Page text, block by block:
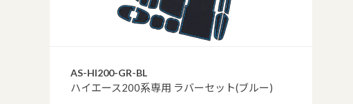
AS-HI200-GR-BL
ハイエース200系専用 ラバーセット(ブルー)